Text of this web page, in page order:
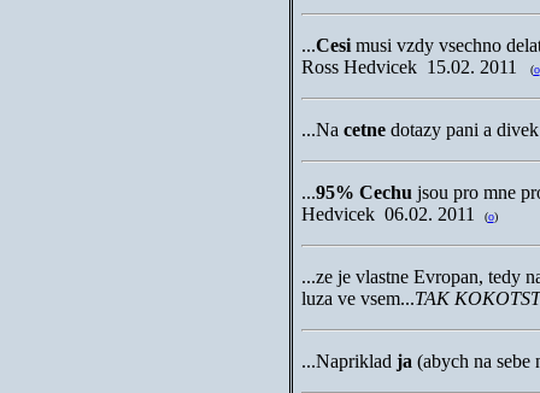
...Cesi musi vzdy vsechno
Ross Hedvicek 15.02. 2011 (o
...Na cetnedotazy pani a
...95% Cechu jsou pro mne
Hedvicek 06.02. 2011 (o)
...ze je vlastne Evropan, tedy
luza ve vsem...TAK
...Napriklad ja (abych na sebe